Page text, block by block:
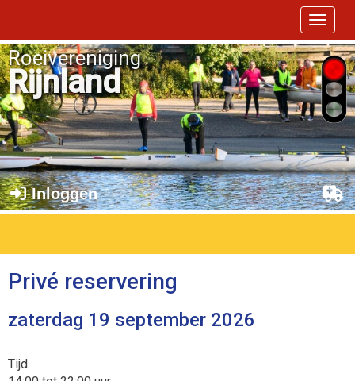
Toggle
Roeivereniging
Rijnland
Inloggen
Privé reservering
zaterdag 19 september 2026
Tijd